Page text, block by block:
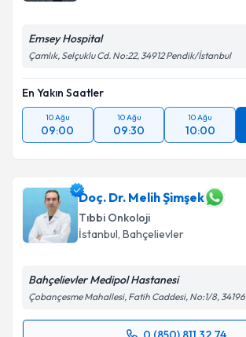
Emsey Hospital
Çamlık, Selçuklu Cd. No:22, 34912 Pendik/İstanbul
En Yakın Saatler
10 Ağu
09:00
10 Ağu
09:30
10 Ağu
10:00
Doç. Dr. Melih Şimşek
Tıbbi Onkoloji
İstanbul, Bahçelievler
Bahçelievler Medipol Hastanesi
Çobançesme Mahallesi, Fatih Caddesi, No:1/8, 34196